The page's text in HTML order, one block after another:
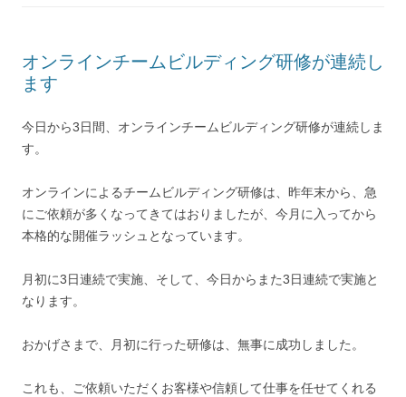
オンラインチームビルディング研修が連続し
ます
今日から3日間、オンラインチームビルディング研修が連続しま
す。
オンラインによるチームビルディング研修は、昨年末から、急
にご依頼が多くなってきてはおりましたが、今月に入ってから
本格的な開催ラッシュとなっています。
月初に3日連続で実施、そして、今日からまた3日連続で実施と
なります。
おかげさまで、月初に行った研修は、無事に成功しました。
これも、ご依頼いただくお客様や信頼して仕事を任せてくれる